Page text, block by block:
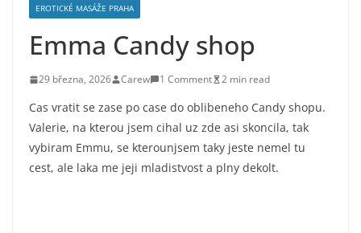
EROTICKÉ MASÁŽE PRAHA
Emma Candy shop
29 března, 2026 Carew 1 Comment 2 min read
Cas vratit se zase po case do oblibeneho Candy shopu.
Valerie, na kterou jsem cihal uz zde asi skoncila, tak
vybiram Emmu, se kterounjsem taky jeste nemel tu
cest, ale laka me jeji mladistvost a plny dekolt.